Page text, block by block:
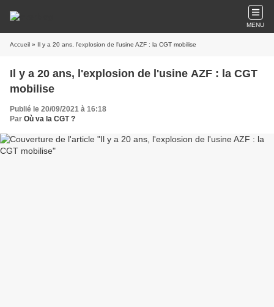
MENU
Accueil » Il y a 20 ans, l'explosion de l'usine AZF : la CGT mobilise
Il y a 20 ans, l'explosion de l'usine AZF : la CGT
mobilise
Publié le 20/09/2021 à 16:18
Par Où va la CGT ?